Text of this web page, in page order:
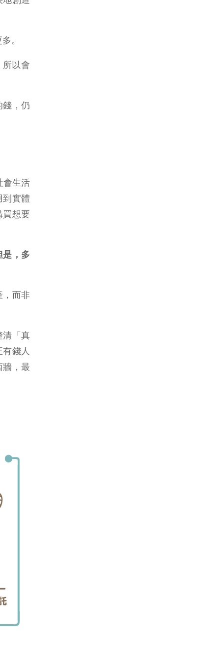
。
所以會
錢，仍
會生活
到實體
買想要
是，多
，而非
清「真
錢人
牆，最